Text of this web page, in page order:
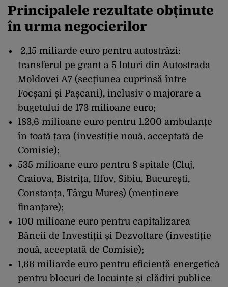
Principalele rezultate obținute
în urma negocierilor
2,15 miliarde euro pentru autostrăzi:
transferul pe grant a 5 loturi din Autostrada
Moldovei A7 (secțiunea cuprinsă între
Focșani și Pașcani), inclusiv o majorare a
bugetului de 173 milioane euro;
183,6 milioane euro pentru 1.200 ambulanțe
în toată țara (investiție nouă, acceptată de
Comisie);
535 milioane euro pentru 8 spitale (Cluj,
Craiova, Bistrița, Ilfov, Sibiu, București,
Constanța, Târgu Mureș) (menținere
finanțare);
100 milioane euro pentru capitalizarea
Băncii de Investiții și Dezvoltare (investiție
nouă, acceptată de Comisie);
1,66 miliarde euro pentru eficiență energetică
pentru blocuri de locuințe și clădiri publice